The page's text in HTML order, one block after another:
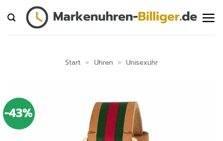
Inhalt
springen
Start » Uhren » Unisexuhr
-43%